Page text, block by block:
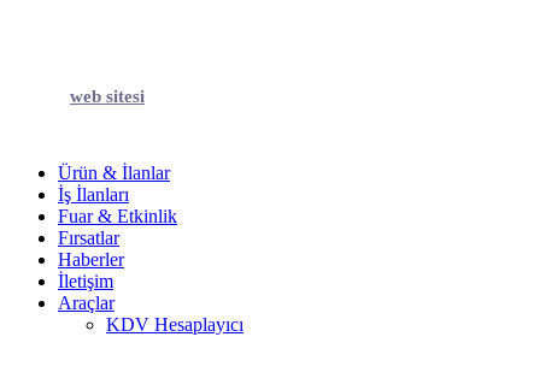
web sitesi
Ürün & İlanlar
İş İlanları
Fuar & Etkinlik
Fırsatlar
Haberler
İletişim
Araçlar
KDV Hesaplayıcı